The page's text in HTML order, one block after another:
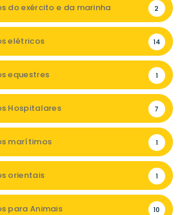
do exército e da marinha 2
elétricos 14
equestres 1
Hospitalares 7
marítimos 1
orientais 1
para Animais 10